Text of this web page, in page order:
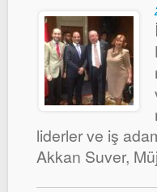
liderler ve iş
Akkan Suver,